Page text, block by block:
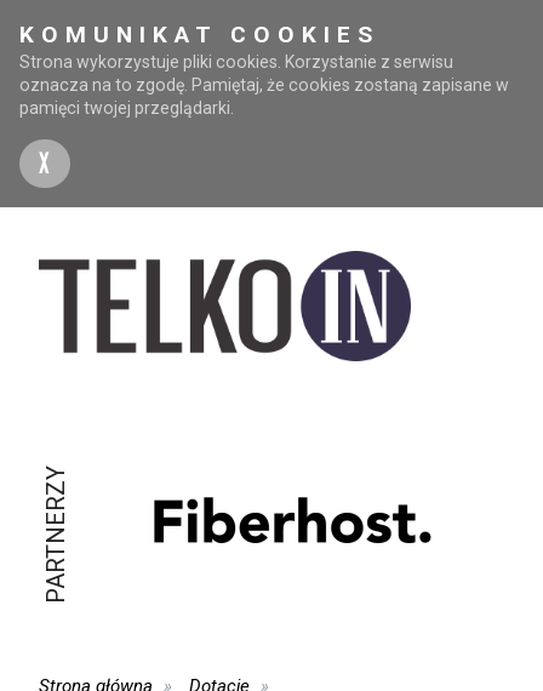
KOMUNIKAT COOKIES
Strona wykorzystuje pliki cookies. Korzystanie z serwisu
oznacza na to zgodę. Pamiętaj, że cookies zostaną zapisane w
pamięci twojej przeglądarki.
X
PARTNERZY
Strona główna
Dotacje